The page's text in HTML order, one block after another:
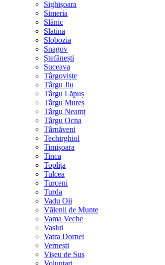
Sighișoara
Simeria
Slănic
Slatina
Slobozia
Snagov
Ștefănești
Suceava
Târgoviște
Târgu Jiu
Târgu Lăpuș
Târgu Mureș
Târgu Neamț
Târgu Ocna
Târnăveni
Techirghiol
Timișoara
Tinca
Toplița
Tulcea
Turceni
Turda
Vadu Oii
Vălenii de Munte
Vama Veche
Vaslui
Vatra Dornei
Vernești
Vișeu de Sus
Voluntari